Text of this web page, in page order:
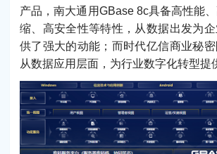
产品，南大通用GBase 8c具备高性能
缩、高安全性等特性，从数据出发为
供了强大的动能；而时代亿信商业秘
从数据应用层面，为行业数字化转型提